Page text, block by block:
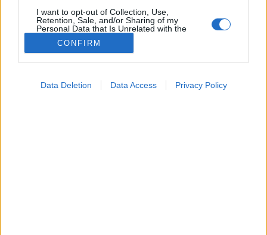
I want to opt-out of Collection, Use,
Retention, Sale, and/or Sharing of my
Personal Data that Is Unrelated with the
Purposes for which it was collected.
Opted Out
CONFIRM
Data Deletion Data Access Privacy Policy
2025. december 12. 08:04
Küldés Küldés Messengeren